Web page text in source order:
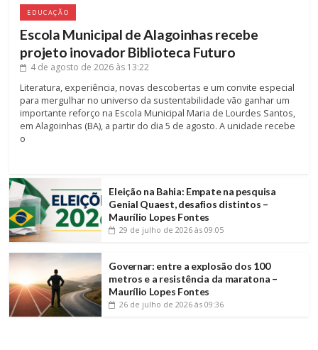
EDUCAÇÃO
Escola Municipal de Alagoinhas recebe
projeto inovador Biblioteca Futuro
4 de agosto de 2026 às 13:22
Literatura, experiência, novas descobertas e um convite especial
para mergulhar no universo da sustentabilidade vão ganhar um
importante reforço na Escola Municipal Maria de Lourdes Santos,
em Alagoinhas (BA), a partir do dia 5 de agosto. A unidade recebe
o
Eleição na Bahia: Empate na pesquisa
Genial Quaest, desafios distintos –
Maurílio Lopes Fontes
29 de julho de 2026 às 09:05
Governar: entre a explosão dos 100
metros e a resistência da maratona –
Maurílio Lopes Fontes
26 de julho de 2026 às 09:36